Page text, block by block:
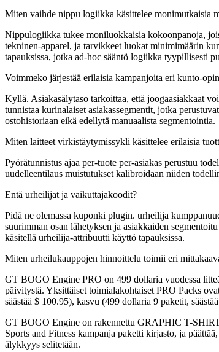
Miten vaihde nippu logiikka käsittelee monimutkaisia
Nippulogiikka tukee moniluokkaisia kokoonpanoja,
tekninen-apparel, ja tarvikkeet luokat minimimäärin
tapauksissa, jotka ad-hoc sääntö logiikka tyypillisesti
Voimmeko järjestää erilaisia kampanjoita eri kunto-
Kyllä. Asiakasälytaso tarkoittaa, että joogaasiakkaat
tunnistaa kurinalaiset asiakassegmentit, jotka
ostohistoriaan eikä edellytä manuaalista segmentointia.
Miten laitteet virkistäytymissykli käsittelee erilaisia
Pyörätunnistus ajaa per-tuote per-asiakas perustuu
uudelleentilaus muistutukset kalibroidaan niiden
Entä urheilijat ja vaikuttajakoodit?
Pidä ne olemassa kuponki plugin. urheilija
suurimman osan lähetyksen ja asiakkaiden
käsitellä urheilija-attribuutti käyttö tapauksissa.
Miten urheilukauppojen hinnoittelu toimii eri
GT BOGO Engine PRO on 499 dollaria vuodessa
päivitystä. Yksittäiset toimialakohtaiset PRO Packs
säästää $ 100.95), kasvu (499 dollaria 9 paketit,
GT BOGO Engine on rakennettu GRAPHIC T-
Sports and Fitness kampanja paketti kirjasto, ja
älykkyys selitetään.